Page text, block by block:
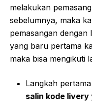
melakukan
sebelumnya, maka
pemasangan
yang baru pertama
maka bisa mengikuti
Langkah
salin kode livery